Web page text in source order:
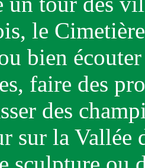
le
bien
faire des
des
sur la Vallée